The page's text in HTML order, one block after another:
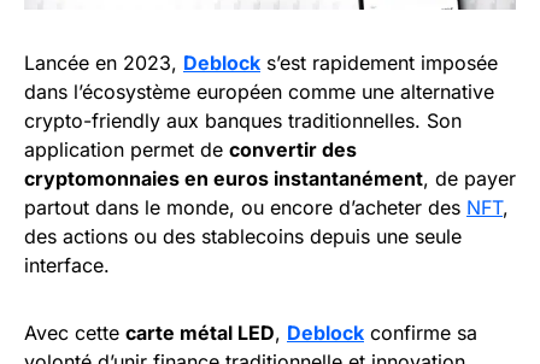
Lancée en 2023, Deblock s’est rapidement imposée
dans l’écosystème européen comme une alternative
crypto-friendly aux banques traditionnelles. Son
application permet de convertir des
cryptomonnaies en euros instantanément, de payer
partout dans le monde, ou encore d’acheter des NFT,
des actions ou des stablecoins depuis une seule
interface.
Avec cette carte métal LED, Deblock confirme sa